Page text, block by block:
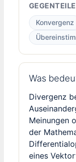
Konvergenz
Was
Divergenz
Meinungen
der
eines